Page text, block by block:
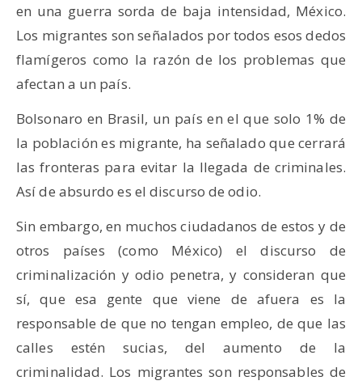
en una guerra sorda de baja intensidad, México.
Los migrantes son señalados por todos esos dedos
flamígeros como la razón de los problemas que
afectan a un país.
Bolsonaro en Brasil, un país en el que solo 1% de
la población es migrante, ha señalado que cerrará
las fronteras para evitar la llegada de criminales.
Así de absurdo es el discurso de odio.
Sin embargo, en muchos ciudadanos de estos y de
otros países (como México) el discurso de
criminalización y odio penetra, y consideran que
sí, que esa gente que viene de afuera es la
responsable de que no tengan empleo, de que las
calles estén sucias, del aumento de la
criminalidad. Los migrantes son responsables de